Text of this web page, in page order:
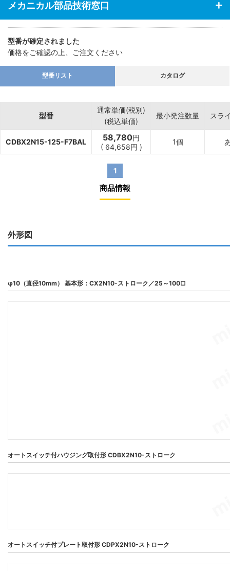
メカニカル部品技術窓口
型番が確定されました
価格をご確認の上、ご注文ください
型番リスト カタログ
型番
通常単価(税別)
(税込単価)
最小発注数量 スラ
CDBX2N15-125-F7BAL 58,780円
( 64,658円 )
1個
1
商品情報
外形図
φ10（直径10mm） 基本形：CX2N10-ストローク／25～100□
オートスイッチ付ハウジング取付形 CDBX2N10-ストローク
オートスイッチ付プレート取付形 CDPX2N10-ストローク